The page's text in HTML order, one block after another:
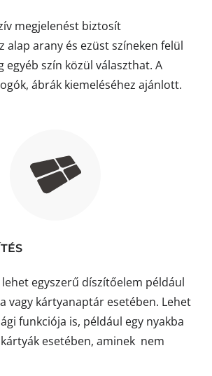
megjelenést biztosít
alap arany és ezüst színeken felül
egyéb szín közül választhat. A
ábrák kiemeléséhez ajánlott.
egyszerű díszítőelem például
vagy kártyanaptár esetében. Lehet
funkciója is, például egy nyakba
esetében, aminek nem